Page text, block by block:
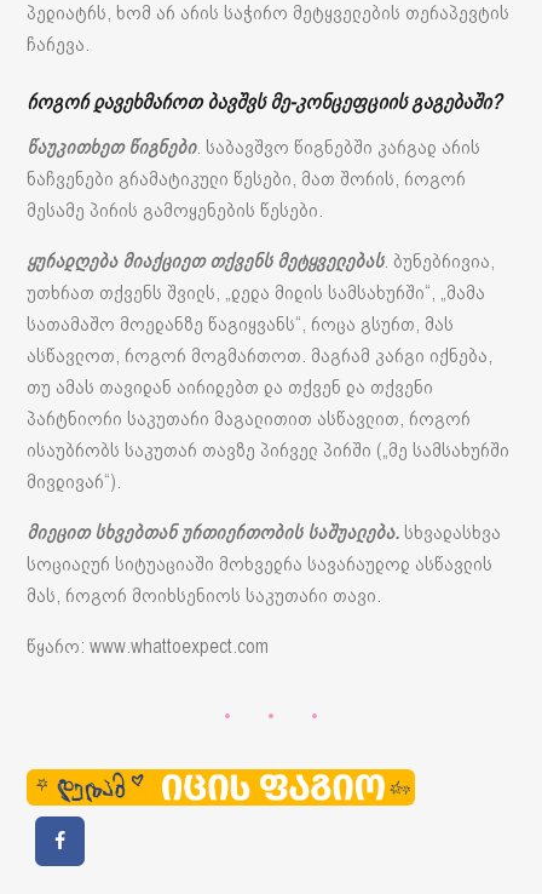
პედიატრს, ხომ არ არის საჭირო მეტყველების თერაპევტის
ჩარევა.
როგორ დავეხმაროთ ბავშვს მე-კონცეფციის გაგებაში?
წაუკითხეთ წიგნები. საბავშვო წიგნებში კარგად არის
ნაჩვენები გრამატიკული წესები, მათ შორის, როგორ
მესამე პირის გამოყენების წესები.
ყურადღება მიაქციეთ თქვენს მეტყველებას. ბუნებრივია,
უთხრათ თქვენს შვილს, „დედა მიდის სამსახურში“, „მამა
სათამაშო მოედანზე წაგიყვანს“, როცა გსურთ, მას
ასწავლოთ, როგორ მოგმართოთ. მაგრამ კარგი იქნება,
თუ ამას თავიდან აირიდებთ და თქვენ და თქვენი
პარტნიორი საკუთარი მაგალითით ასწავლით, როგორ
ისაუბრობს საკუთარ თავზე პირველ პირში („მე სამსახურში
მივდივარ“).
მიეცით სხვებთან ურთიერთობის საშუალება. სხვადასხვა
სოციალურ სიტუაციაში მოხვედრა სავარაუდოდ ასწავლის
მას, როგორ მოიხსენიოს საკუთარი თავი.
წყარო: www.whattoexpect.com